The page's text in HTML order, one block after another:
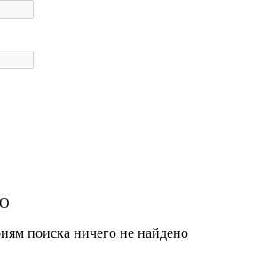
поиска ничего не найдено